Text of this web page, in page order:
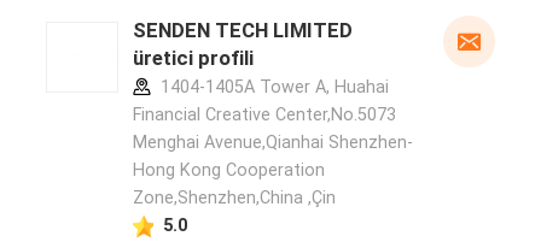
SENDEN TECH LIMITED
üretici profili
1404-1405A Tower A, Huahai
Financial Creative Center,No.5073
Menghai Avenue,Qianhai Shenzhen-
Hong Kong Cooperation
Zone,Shenzhen,China ,Çin
5.0